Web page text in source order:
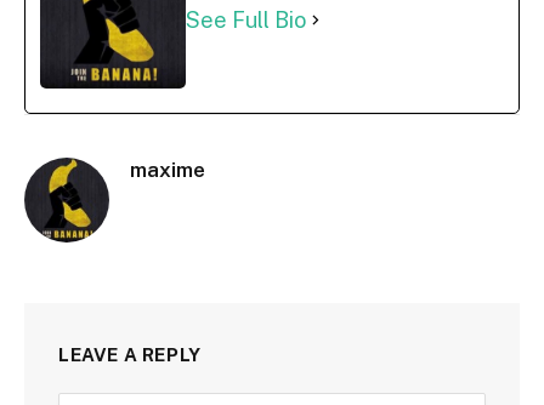
See Full Bio
maxime
LEAVE A REPLY